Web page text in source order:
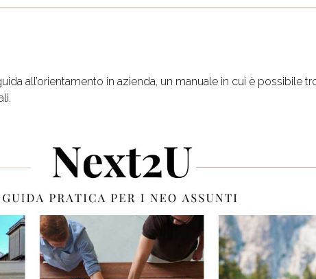
all’orientamento in azienda, un manuale in cui è possibile